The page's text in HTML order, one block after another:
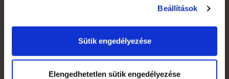
Beállítások
Sütik engedélyezése
Elengedhetetlen sütik engedélyezése